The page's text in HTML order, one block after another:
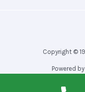
Copyright ©
Powered